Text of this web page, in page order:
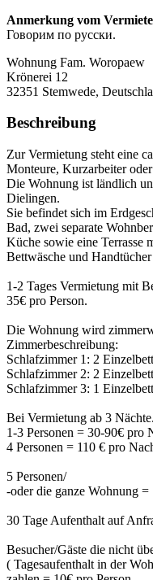
Anmerkung vom
Говорим по русски.
Wohnung Fam. Woropaew
Krönerei 12
32351 Stemwede,
Beschreibung
Zur Vermietung steht eine
Monteure, Kurzarbeiter
Die Wohnung ist ländlich
Dielingen.
Sie befindet sich im
Bad, zwei separate
Küche sowie eine Terrasse
Bettwäsche und
1-2 Tages Vermietung mit
35€ pro Person.
Die Wohnung wird
Zimmerbeschreibung:
Schlafzimmer 1: 2
Schlafzimmer 2: 2
Schlafzimmer 3: 1
Bei Vermietung ab 3
1-3 Personen = 30-90€ pro
4 Personen = 110 € pro
5 Personen/
-oder die ganze Wohnung
30 Tage Aufenthalt auf
Besucher/Gäste die nicht
( Tagesaufenthalt in der